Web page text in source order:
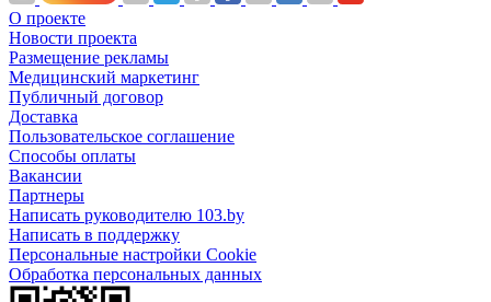
О проекте
Новости проекта
Размещение рекламы
Медицинский маркетинг
Публичный договор
Доставка
Пользовательское соглашение
Способы оплаты
Вакансии
Партнеры
Написать руководителю 103.by
Написать в поддержку
Персональные настройки Cookie
Обработка персональных данных